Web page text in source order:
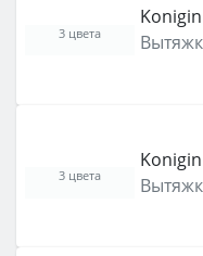
3 цвета
3 цвета